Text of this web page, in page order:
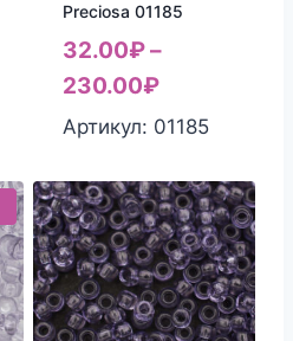
Preciosa 01185
32.00₽–
230.00₽
Артикул: 01185